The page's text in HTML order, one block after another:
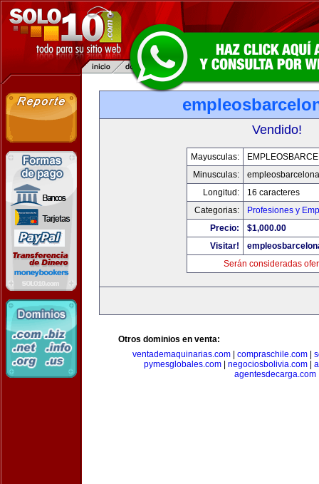
Vendido!
Mayusculas:
Minusculas:
Longitud:
16 caracteres
Categorias:
Profesiones y
Precio:
$1,000.00
Visitar!
Serán consideradas
Otros dominios en venta:
ventademaquinarias.com| compraschile.com|
pymesglobales.com| negociosbolivia.com|
agentesdecarga.com